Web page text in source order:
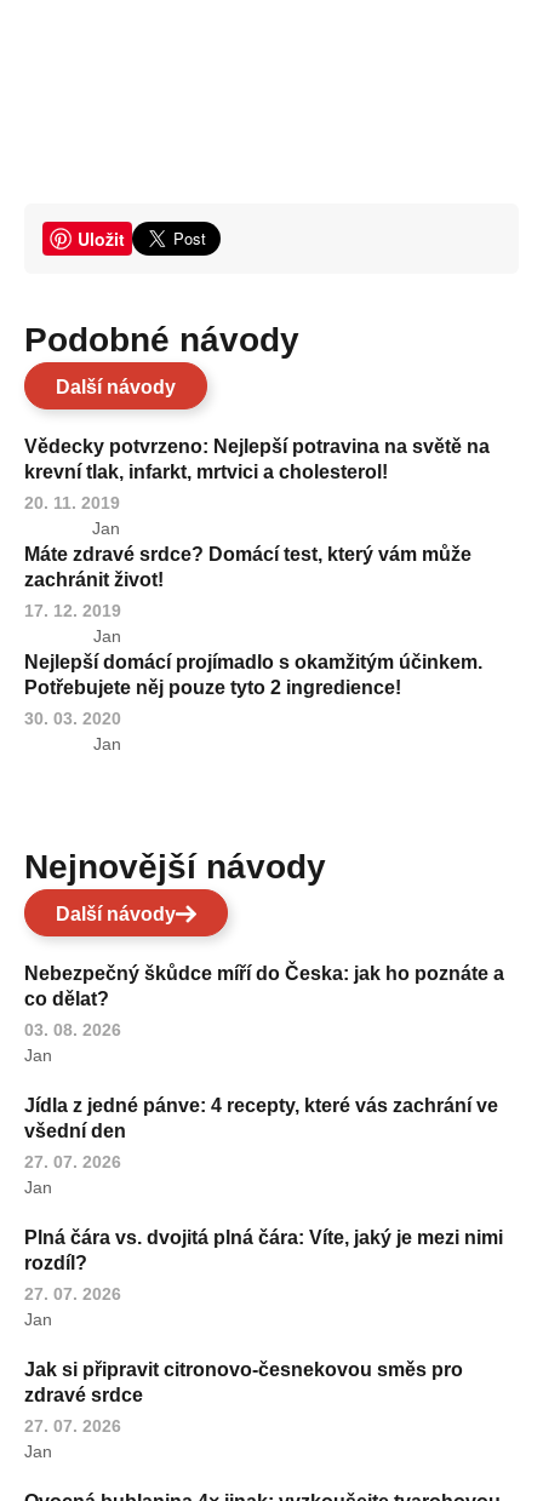
Uložit
Podobné návody
Další návody
Vědecky potvrzeno: Nejlepší potravina na světě na
krevní tlak, infarkt, mrtvici a cholesterol!
20. 11. 2019
Jan
Máte zdravé srdce? Domácí test, který vám může
zachránit život!
17. 12. 2019
Jan
Nejlepší domácí projímadlo s okamžitým účinkem.
Potřebujete něj pouze tyto 2 ingredience!
30. 03. 2020
Jan
Nejnovější návody
Další návody
Nebezpečný škůdce míří do Česka: jak ho poznáte a
co dělat?
03. 08. 2026
Jan
Jídla z jedné pánve: 4 recepty, které vás zachrání ve
všední den
27. 07. 2026
Jan
Plná čára vs. dvojitá plná čára: Víte, jaký je mezi nimi
rozdíl?
27. 07. 2026
Jan
Jak si připravit citronovo-česnekovou směs pro
zdravé srdce
27. 07. 2026
Jan